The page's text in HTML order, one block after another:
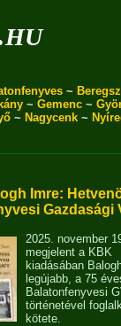
~
~ Gemenc ~
~ Nagycenk ~
Imre:
Gazdasági
2025. november
megjelent a KBK
kiadásában
legújabb, a 75
Balatonfenyvesi
történetével
kötete.